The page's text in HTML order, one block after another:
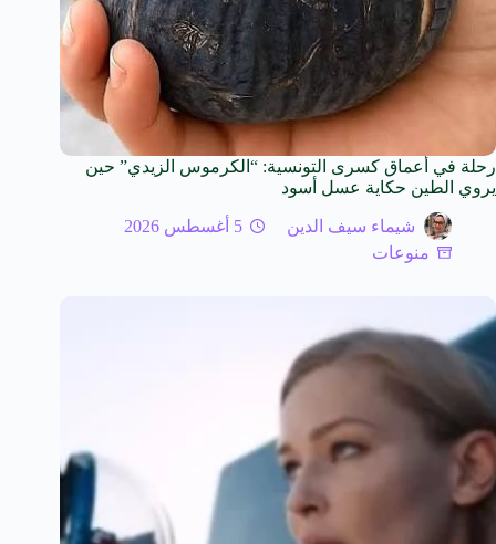
رحلة في أعماق كسرى التونسية: “الكرموس الزيدي” حين
يروي الطين حكاية عسل أسود
شيماء سيف الدين
5 أغسطس 2026
منوعات